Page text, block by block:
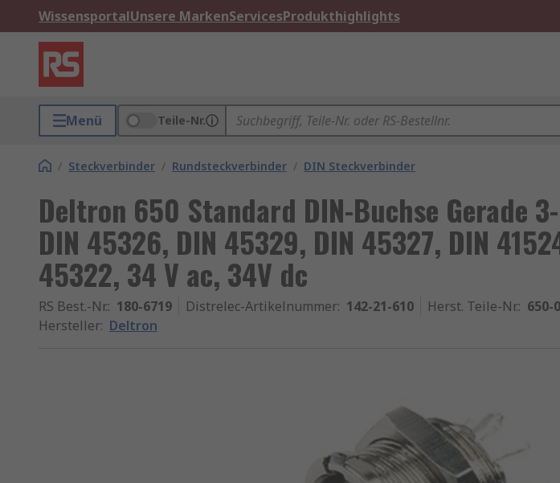
WissensportalUnsere MarkenServicesProdukthighlights
Menü Teile-Nr.
/ Steckverbinder / Rundsteckverbinder / DIN Steckverbinder
Deltron 650 Standard DIN-Buchse Gerade
DIN 45326, DIN 45329, DIN 45327, DIN
45322, 34 V ac, 34V dc
RS Best.-Nr.: 180-6719 Distrelec-Artikelnummer: 142-21-610 Herst. Teile-Nr.: 650-
Hersteller: Deltron